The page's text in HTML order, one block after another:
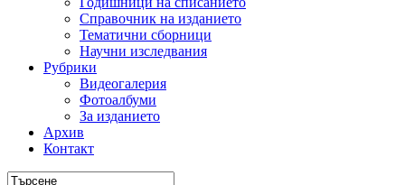
Справочник на изданието
Тематични сборници
Научни изследвания
Рубрики
Видеогалерия
Фотоалбуми
За изданието
Архив
Контакт